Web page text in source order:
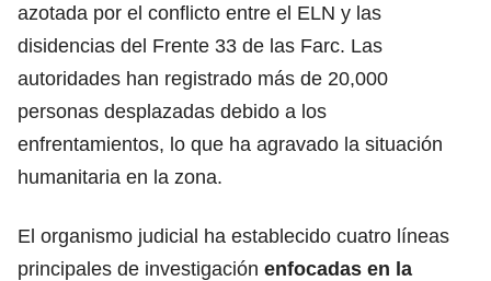
azotada por el conflicto entre el ELN y las
disidencias del Frente 33 de las Farc. Las
autoridades han registrado más de 20,000
personas desplazadas debido a los
enfrentamientos, lo que ha agravado la situación
humanitaria en la zona.
El organismo judicial ha establecido cuatro líneas
principales de investigación enfocadas en la